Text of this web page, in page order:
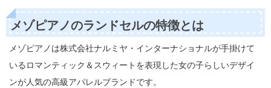
メゾピアノのランドセルの特徴とは
メゾピアノは株式会社ナルミヤ・インターナショナルが手掛けて
いるロマンティック＆スウィートを表現した女の子らしいデザイ
ンが人気の高級アパレルブランドです。